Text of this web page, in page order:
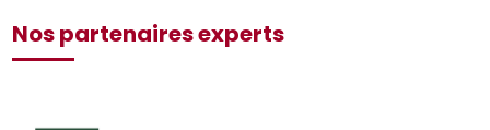
Nos partenaires experts